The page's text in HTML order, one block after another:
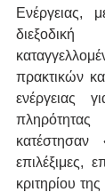
Ενέργειας,
πρακτικών
ενέργειας
κατέστησαν
επιλέξιμες,
κριτηρίου